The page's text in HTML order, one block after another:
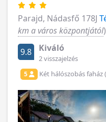
Parajd, Nádasfő 178J
km a város központjától)
9.8
Kiváló
2 visszajelzés
5 Két hálószobás faház